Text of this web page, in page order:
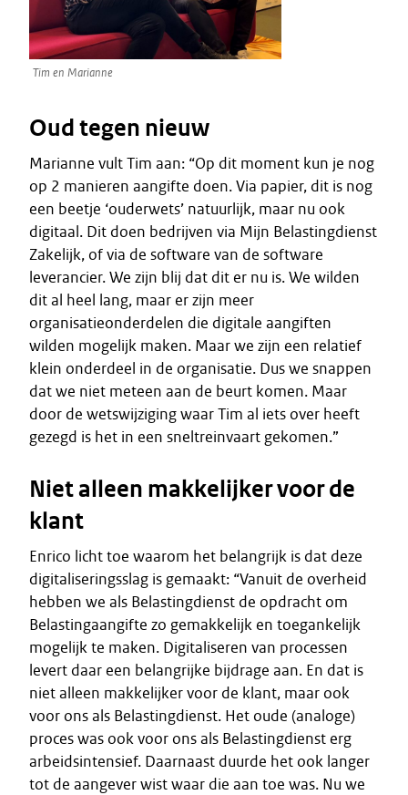
Tim en Marianne
Oud tegen nieuw
Marianne vult Tim aan: “Op dit moment kun je nog
op 2 manieren aangifte doen. Via papier, dit is nog
een beetje ‘ouderwets’ natuurlijk, maar nu ook
digitaal. Dit doen bedrijven via Mijn Belastingdienst
Zakelijk, of via de software van de software
leverancier. We zijn blij dat dit er nu is. We wilden
dit al heel lang, maar er zijn meer
organisatieonderdelen die digitale aangiften
wilden mogelijk maken. Maar we zijn een relatief
klein onderdeel in de organisatie. Dus we snappen
dat we niet meteen aan de beurt komen. Maar
door de wetswijziging waar Tim al iets over heeft
gezegd is het in een sneltreinvaart gekomen.”
Niet alleen makkelijker voor de
klant
Enrico licht toe waarom het belangrijk is dat deze
digitaliseringsslag is gemaakt: “Vanuit de overheid
hebben we als Belastingdienst de opdracht om
Belastingaangifte zo gemakkelijk en toegankelijk
mogelijk te maken. Digitaliseren van processen
levert daar een belangrijke bijdrage aan. En dat is
niet alleen makkelijker voor de klant, maar ook
voor ons als Belastingdienst. Het oude (analoge)
proces was ook voor ons als Belastingdienst erg
arbeidsintensief. Daarnaast duurde het ook langer
tot de aangever wist waar die aan toe was. Nu we